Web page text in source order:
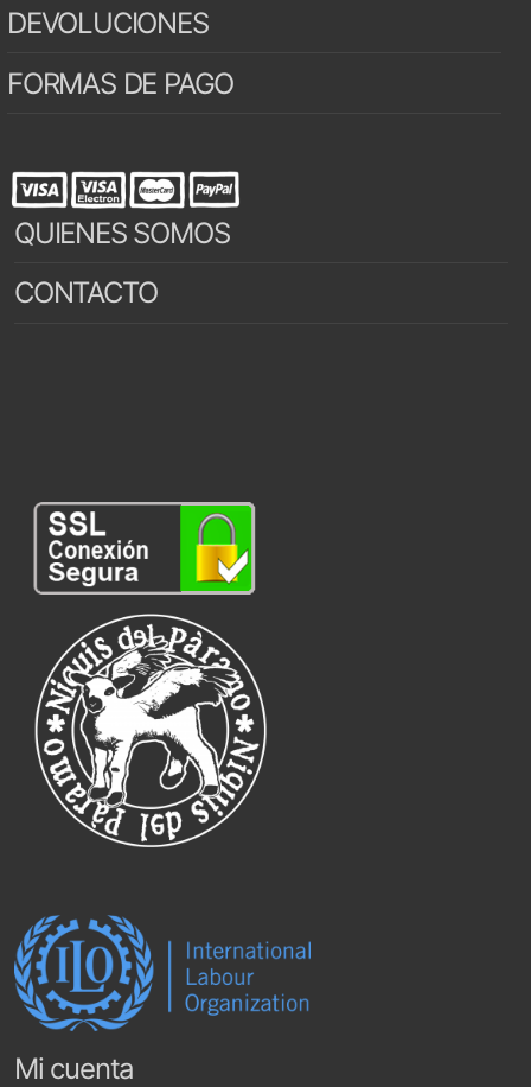
DEVOLUCIONES
FORMAS DE PAGO
QUIENES SOMOS
CONTACTO
Mi cuenta